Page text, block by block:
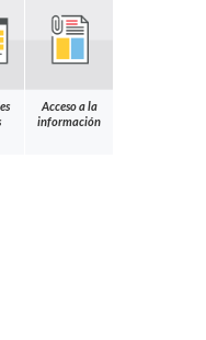
Acceso a la
información